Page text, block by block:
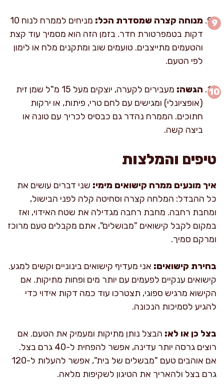
מנוחה קצרה שמסדרת הכל:
מניחים לממרח לנוח 10
דקות בטמפרטורת חדר. בזמן הזה הוא מסמיך עוד קצת
והטעמים מתייצבים. טועמים שוב ומתקנים מלח או לימון
לפי הטעם.
הגשה:
מעבירים לקערה, יוצקים מעל 15 מ"ל שמן זית
(אופציונלי) ומגישים עם לחם טרי, פיתות, או ירקות
חתוכים. הממרח נהדר גם כבסיס לכריך עם טונה או
ביצה קשה.
טיפים והמלצות
איך מונעים ממרח קישואים מימי: שני דברים עושים את
כל ההבדל: המלחה קצרה וסחיטה קלה לפני הבישול,
ומחבת רחבה. מחבת רחבה מגדילה את שטח האידוי, ואז
במקום לקבל קישואים "מבושלים", אתם מקבלים טעם מרוכז
ומרקם סמיך.
בחירת קישואים: אני מעדיף קישואים בינוניים וקשים למגע.
קישואים ענקיים לפעמים עם יותר מים ופחות מתיקות. אם
הקישוא מרגיש ספוגי, תצטרכו עוד כמה דקות אידוי כדי
להגיע לסמיכות הנכונה.
בצל כן או לא: הבצל נותן מתיקות ומעמיק את הטעם. אם
רוצים גרסה יותר עדינה, אפשר להפחית ל-40 גרם בצל.
אם אוהבים טעם "מבשלים של בית", אפשר להעלות ל-120
גרם בצל ולהאריך את הטיגון לשקיפות מלאה.